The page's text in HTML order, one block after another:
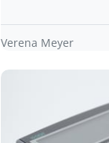
Verena Meyer